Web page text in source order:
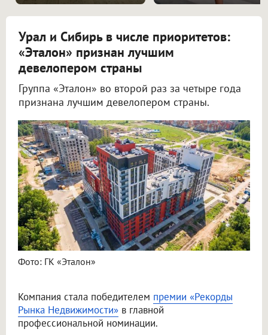
Урал и Сибирь в числе приоритетов:
«Эталон» признан лучшим
девелопером страны
Группа «Эталон» во второй раз за четыре года
признана лучшим девелопером страны.
Фото: ГК «Эталон»
Компания стала победителем премии «Рекорды
Рынка Недвижимости» в главной
профессиональной номинации.